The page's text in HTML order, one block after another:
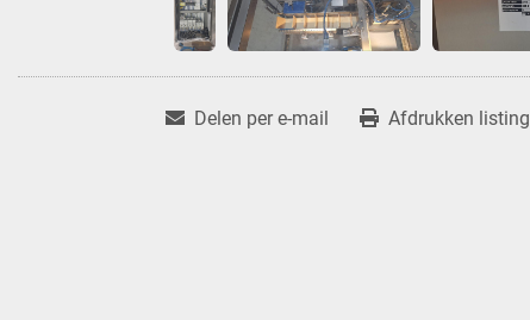
Delen per e-mail Afdrukken listing